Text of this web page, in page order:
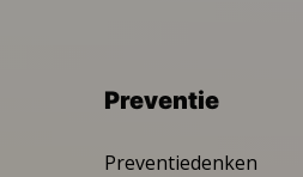
Preventie
Preventiedenken